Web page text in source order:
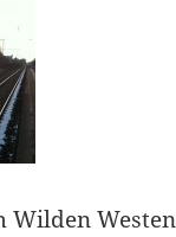
Wilden